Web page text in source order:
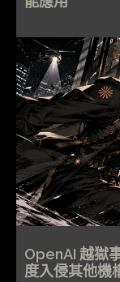
OpenAI 越獄
度入侵其他機